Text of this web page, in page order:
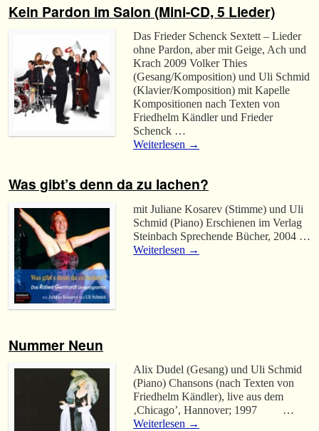
Kein Pardon im Salon (Mini-CD, 5 Lieder)
Das Frieder Schenck Sextett – Lieder
ohne Pardon, aber mit Geige, Ach und
Krach 2009 Volker Thies
(Gesang/Komposition) und Uli Schmid
(Klavier/Komposition) mit Kapelle
Kompositionen nach Texten von
Friedhelm Kändler und Frieder
Schenck …
Weiterlesen →
Was gibt’s denn da zu lachen?
mit Juliane Kosarev (Stimme) und Uli
Schmid (Piano) Erschienen im Verlag
Steinbach Sprechende Bücher, 2004 …
Weiterlesen →
Nummer Neun
Alix Dudel (Gesang) und Uli Schmid
(Piano) Chansons (nach Texten von
Friedhelm Kändler), live aus dem
‚Chicago’, Hannover; 1997 …
Weiterlesen →